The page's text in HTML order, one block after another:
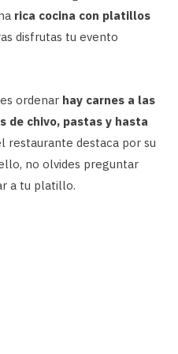
rica cocina con platillos
disfrutas tu evento
ordenar hay carnes a las
de chivo, pastas y hasta
restaurante destaca por su
no olvides preguntar
a tu platillo.